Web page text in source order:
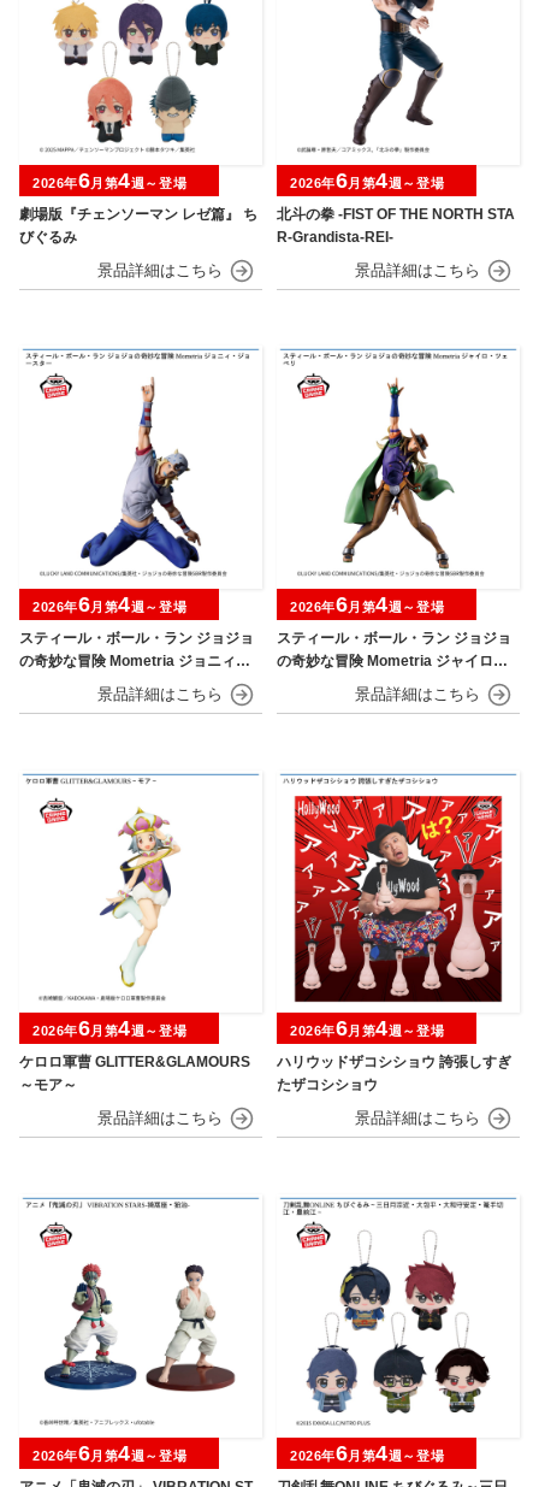
劇場版『チェンソーマン レゼ篇』 ち
びぐるみ
2026年6月第4週～登場
北斗の拳 -FIST OF THE NORTH STA
R-Grandista-REI-
2026年6月第4週～登場
スティール・ボール・ラン ジョジョ
の奇妙な冒険 Mometria ジョニィ・
ジョースター
2026年6月第4週～登場
スティール・ボール・ラン ジョジョ
の奇妙な冒険 Mometria ジャイロ・
2026年6月第4週～登場
ケロロ軍曹 GLITTER&GLAMOURS
～モア～
2026年6月第4週～登場
ハリウッドザコシショウ 誇張しすぎ
たザコシショウ
2026年6月第4週～登場
2026年6月第4週～登場 2026年6月第4週～登場